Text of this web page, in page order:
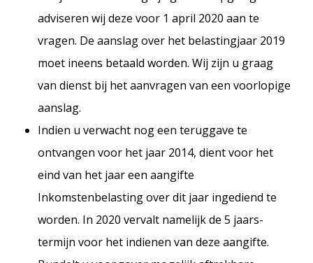
adviseren wij deze voor 1 april 2020 aan te
vragen. De aanslag over het belastingjaar 2019
moet ineens betaald worden. Wij zijn u graag
van dienst bij het aanvragen van een voorlopige
aanslag.
Indien u verwacht nog een teruggave te
ontvangen voor het jaar 2014, dient voor het
eind van het jaar een aangifte
Inkomstenbelasting over dit jaar ingediend te
worden. In 2020 vervalt namelijk de 5 jaars-
termijn voor het indienen van deze aangifte.